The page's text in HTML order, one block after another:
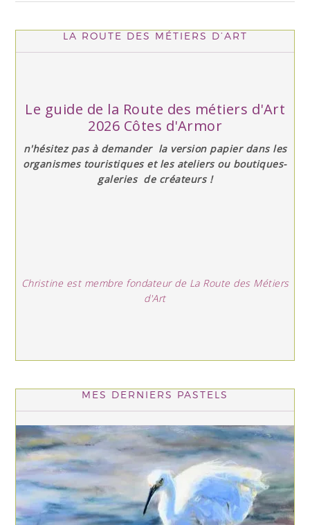
LA ROUTE DES MÉTIERS D’ART
Le guide de la Route des métiers d'Art
2026 Côtes d'Armor
n'hésitez pas à demander la version papier dans les
organismes touristiques et les ateliers ou boutiques-
galeries de créateurs !
Christine est membre fondateur de La Route des Métiers
d'Art
MES DERNIERS PASTELS